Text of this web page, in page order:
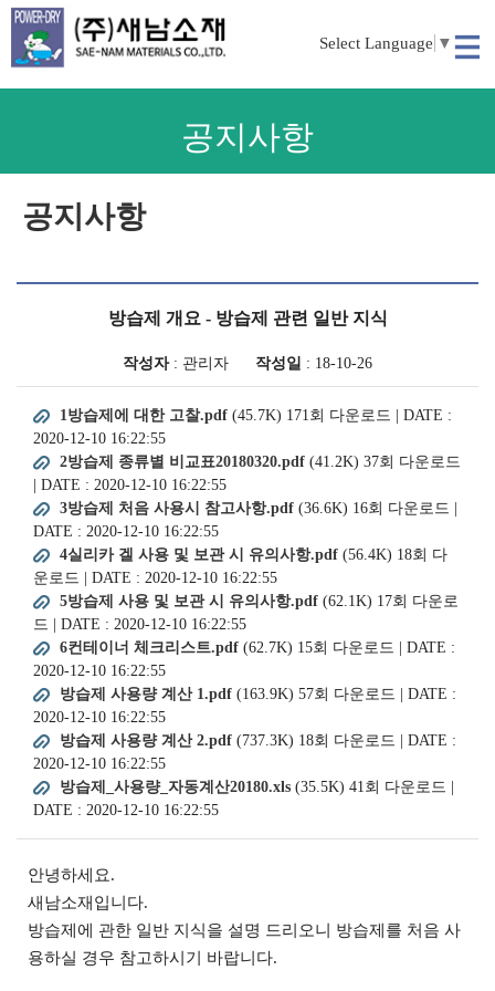
Select Language ▼
공지사항
공지사항
방습제 개요 - 방습제 관련 일반 지식
작성자: 관리자 작성일 : 18-10-26
1방습제에 대한 고찰.pdf (45.7K) 171회 다운로드 | DATE :
2020-12-10 16:22:55
2방습제 종류별 비교표20180320.pdf (41.2K) 37회 다운로드
| DATE : 2020-12-10 16:22:55
3방습제 처음 사용시 참고사항.pdf (36.6K) 16회 다운로드 |
DATE : 2020-12-10 16:22:55
4실리카 겔 사용 및 보관 시 유의사항.pdf (56.4K) 18회 다
운로드 | DATE : 2020-12-10 16:22:55
5방습제 사용 및 보관 시 유의사항.pdf (62.1K) 17회 다운로
드 | DATE : 2020-12-10 16:22:55
6컨테이너 체크리스트.pdf (62.7K) 15회 다운로드 | DATE :
2020-12-10 16:22:55
방습제 사용량 계산 1.pdf (163.9K) 57회 다운로드 | DATE :
2020-12-10 16:22:55
방습제 사용량 계산 2.pdf (737.3K) 18회 다운로드 | DATE :
2020-12-10 16:22:55
방습제_사용량_자동계산20180.xls (35.5K) 41회 다운로드 |
DATE : 2020-12-10 16:22:55
안녕하세요.
새남소재입니다.
방습제에 관한 일반 지식을 설명 드리오니 방습제를 처음 사
용하실 경우 참고하시기 바랍니다.